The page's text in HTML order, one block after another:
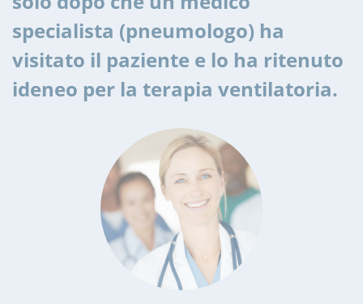
specialista (pneumologo) ha
visitato il paziente e lo ha ritenuto
ideneo per la terapia ventilatoria.